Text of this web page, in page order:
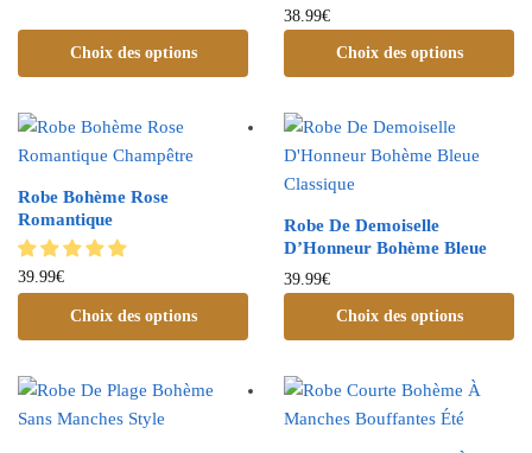
Choix des options
38.99€
Choix des options
Robe Bohème Rose
Romantique
39.99€
Choix des options
Robe De Demoiselle
D’Honneur Bohème Bleue
39.99€
Choix des options